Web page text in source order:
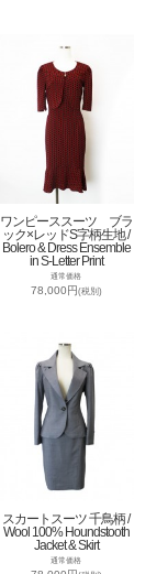
ワンピーススーツ ブラ
ック×レッドS字柄生地 /
Bolero & Dress Ensemble
in S-Letter Print
通常価格
78,000円(税別)
スカートスーツ 千鳥柄 /
Wool 100% Houndstooth
Jacket & Skirt
通常価格